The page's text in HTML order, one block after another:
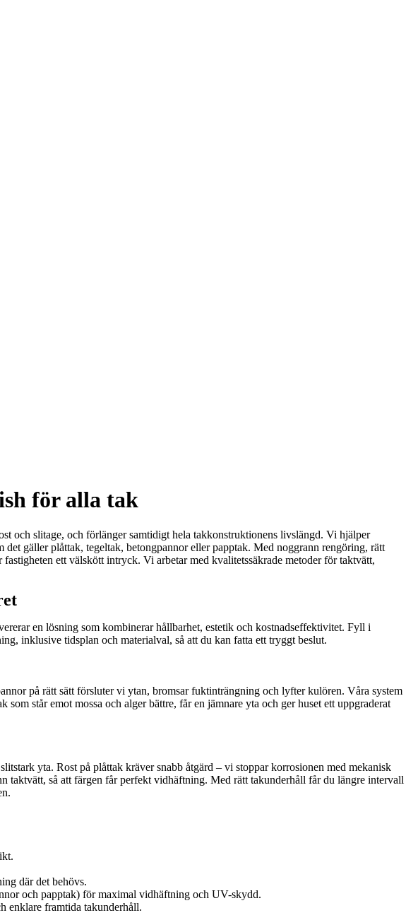
för alla tak
och slitage, och förlänger samtidigt hela takkonstruktionens livslängd. Vi hjälper
det gäller plåttak, tegeltak, betongpannor eller papptak. Med noggrann rengöring, rätt
ett välskött intryck. Vi arbetar med kvalitetssäkrade metoder för taktvätt,
en lösning som kombinerar hållbarhet, estetik och kostnadseffektivitet. Fyll i
inklusive tidsplan och materialval, så att du kan fatta ett tryggt beslut.
på rätt sätt försluter vi ytan, bromsar fuktinträngning och lyfter kulören. Våra system
står emot mossa och alger bättre, får en jämnare yta och ger huset ett uppgraderat
yta. Rost på plåttak kräver snabb åtgärd – vi stoppar korrosionen med mekanisk
taktvätt, så att färgen får perfekt vidhäftning. Med rätt takunderhåll får du längre intervall
där det behövs.
och papptak) för maximal vidhäftning och UV-skydd.
enklare framtida takunderhåll.